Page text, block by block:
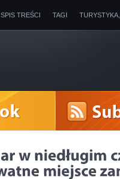
SPIS TREŚCI TAGI